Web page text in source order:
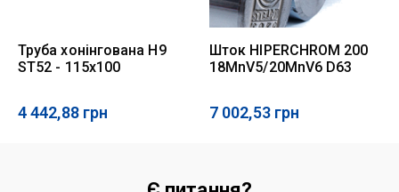
Труба хонінгована Н9
ST52 - 115x100
4 442,88 грн
Шток HIPERCHROM 200
18MnV5/20MnV6 D63
7 002,53 грн